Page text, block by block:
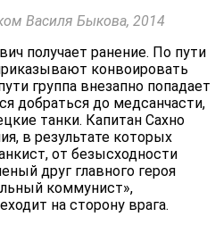
Василя Быкова, 2014
получает ранение. По пути
конвоировать
группа внезапно попадает
добраться до медсанчасти,
танки. Капитан Сахно
в результате которых
от безысходности
друг главного героя
коммунист»,
на сторону врага.